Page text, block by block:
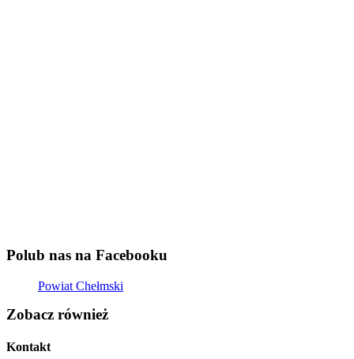
Polub nas na Facebooku
Powiat Chełmski
Zobacz również
Kontakt